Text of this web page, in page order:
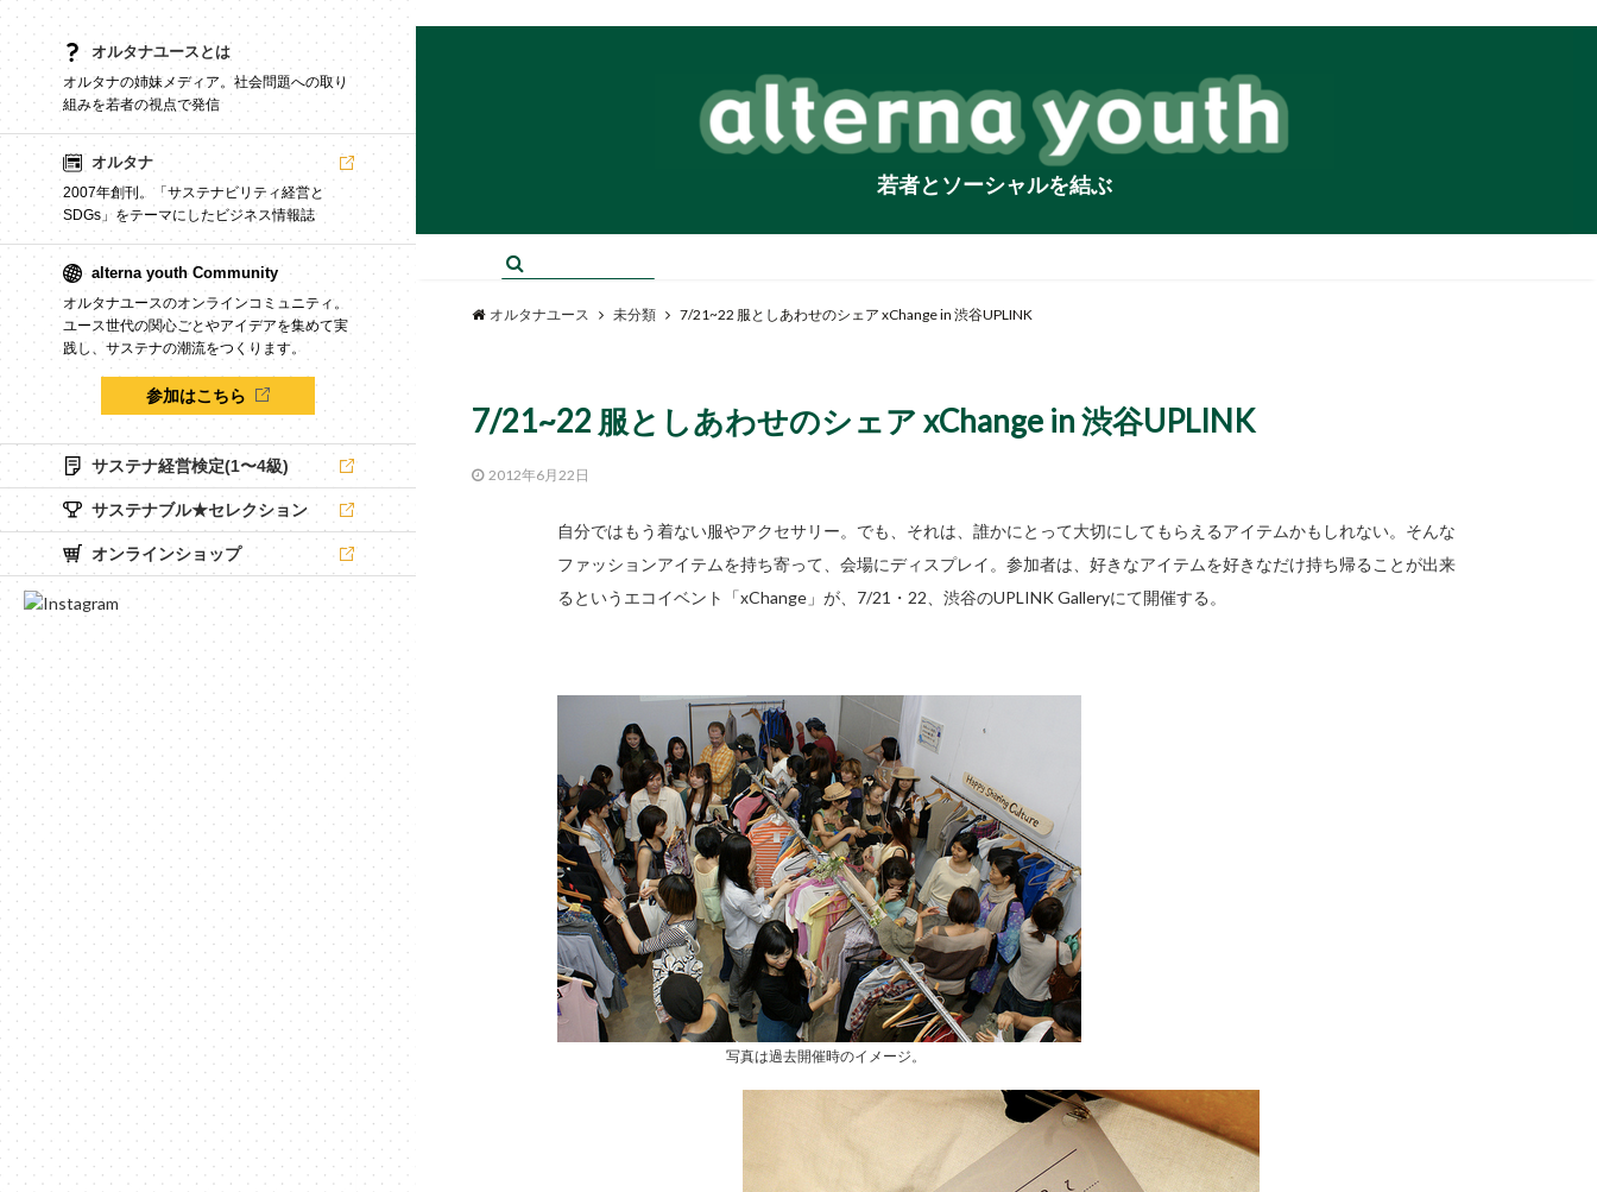
オルタナユースとは
オルタナの姉妹メディア。社会問題への取り
組みを若者の視点で発信
オルタナ
2007年創刊。「サステナビリティ経営と
SDGs」をテーマにしたビジネス情報誌
alterna youth Community
オルタナユースのオンラインコミュニティ。
ユース世代の関心ごとやアイデアを集めて実
践し、サステナの潮流をつくります。
参加はこちら
サステナ経営検定(1〜4級)
サステナブル★セレクション
オンラインショップ
若者とソーシャルを結ぶ
オルタナユース 未分類 7/21~22 服としあわせのシェア xChange in 渋谷UPLINK
7/21~22 服としあわせのシェア xChange in 渋谷UPLINK
2012年6月22日
自分ではもう着ない服やアクセサリー。でも、それは、誰かにとって大切にしてもらえるアイテムかもしれない。そんな
ファッションアイテムを持ち寄って、会場にディスプレイ。参加者は、好きなアイテムを好きなだけ持ち帰ることが出来
るというエコイベント「xChange」が、7/21・22、渋谷のUPLINK Galleryにて開催する。
写真は過去開催時のイメージ。